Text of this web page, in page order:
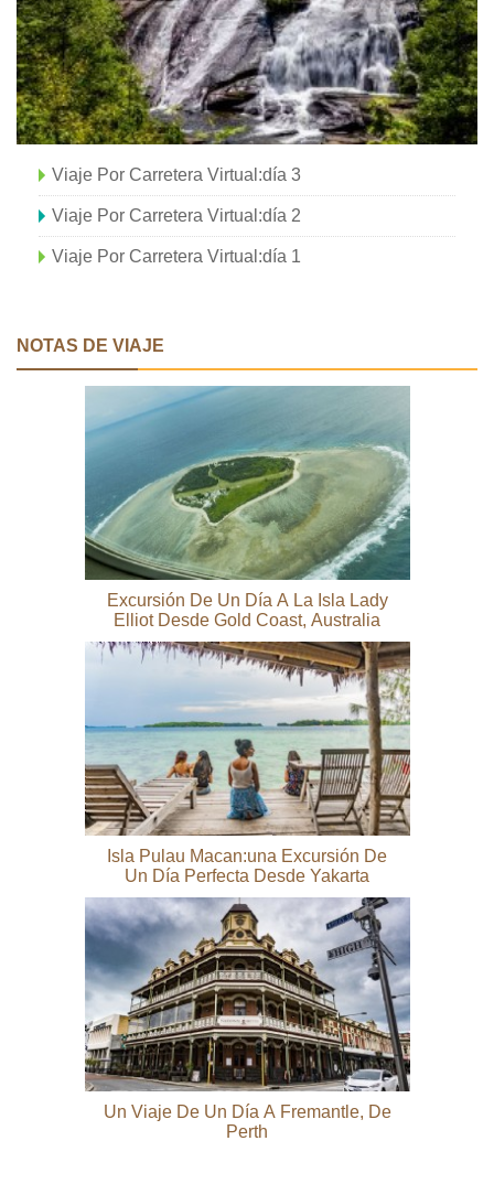
Viaje Por Carretera Virtual:día 3
Viaje Por Carretera Virtual:día 2
Viaje Por Carretera Virtual:día 1
NOTAS DE VIAJE
Excursión De Un Día A La Isla Lady
Elliot Desde Gold Coast, Australia
Isla Pulau Macan:una Excursión De
Un Día Perfecta Desde Yakarta
Un Viaje De Un Día A Fremantle, De
Perth